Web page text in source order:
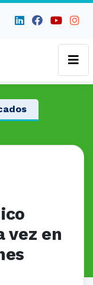
vez en